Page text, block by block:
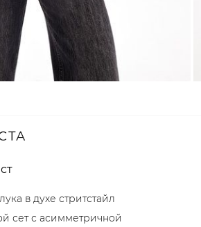
в духе стритстайл
сет с асимметричной